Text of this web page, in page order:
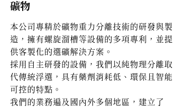
礦物
本公司專精於礦物重力分離技術的研發與製
造，擁有螺旋溜槽等設備的多項專利，並提
供客製化的選礦解決方案。
採用自主研發的設備，我們以純物理分離取
代傳統浮選，具有藥劑消耗低、環保且智能
可控的特點。
我們的業務遍及國內外多個地區，建立了
常見問題